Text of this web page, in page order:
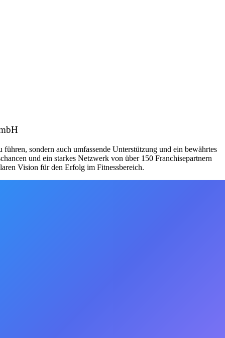
sondern auch umfassende Unterstützung und ein bewährtes
und ein starkes Netzwerk von über 150 Franchisepartnern
Vision für den Erfolg im Fitnessbereich.